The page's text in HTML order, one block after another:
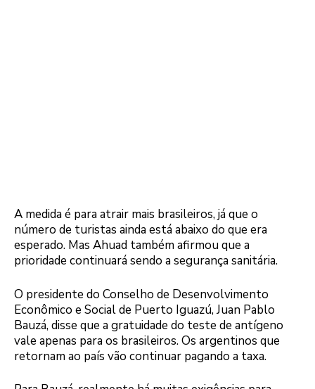
A medida é para atrair mais brasileiros, já que o
número de turistas ainda está abaixo do que era
esperado. Mas Ahuad também afirmou que a
prioridade continuará sendo a segurança sanitária.
O presidente do Conselho de Desenvolvimento
Econômico e Social de Puerto Iguazú, Juan Pablo
Bauzá, disse que a gratuidade do teste de antígeno
vale apenas para os brasileiros. Os argentinos que
retornam ao país vão continuar pagando a taxa.